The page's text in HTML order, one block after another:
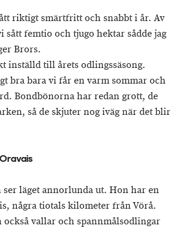
riktigt smärtfritt och snabbt i år. Av
femtio och tjugo hektar sådde jag
Brors.
inställd till årets odlingssäsong.
bra bara vi får en varm sommar och
Bondbönorna har redan grott, de
så de skjuter nog iväg när det blir
ser läget annorlunda ut. Hon har en
några tiotals kilometer från Vörå.
också vallar och spannmålsodlingar